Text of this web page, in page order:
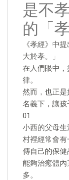
是不
的「
《孝經》中
大於孝。」
在人們眼中
律。
然而，也正
名義下，讓孩
01
小西的父母生
村裡經常會
傳自己的保
能夠治癒體
多。